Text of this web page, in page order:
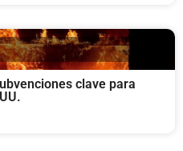
clave para